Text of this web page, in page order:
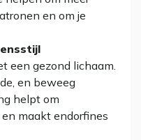
en om je
een gezond lichaam.
en beweeg
helpt om
maakt endorfines